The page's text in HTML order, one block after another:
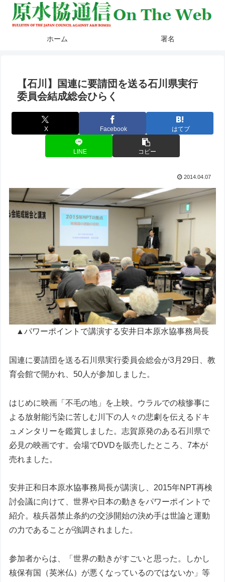
ホーム 署名
【石川】国連に要請団を送る石川県実行
委員会結成総会ひらく
X Facebook はてブ
LINE コピー
2014.04.07
▲パワーポイントで講演する安井日本原水協事務局長
国連に要請団を送る石川県実行委員会総会が3月29日、教
育会館で開かれ、50人が参加しました。
はじめに映画「不毛の地」を上映。ウラルでの核惨事に
よる放射能汚染に苦しむ川下の人々の悲劇を伝えるドキ
ュメンタリーを鑑賞しました。志賀原発のある石川県で
必見の映画です。会場でDVDを販売したところ、7本が
売れました。
安井正和日本原水協事務局長が講演し、2015年NPT再検
討会議に向けて、世界や日本の動きをパワーポイントで
紹介。核兵器禁止条約の交渉開始の決め手は世論と運動
の力であることが強調されました。
参加者からは、「世界の動きがすごいと思った。しかし
核保有国（英米仏）が悪くなっているのではないか」等